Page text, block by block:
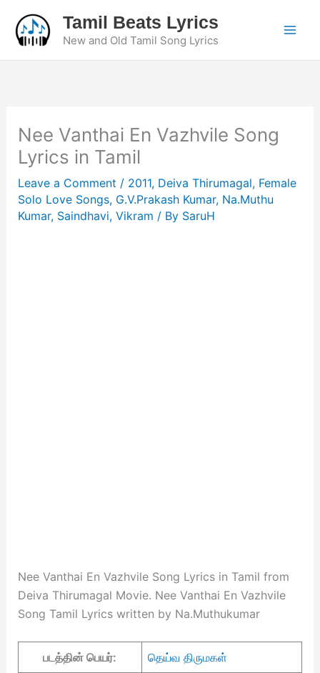
content
Tamil Beats Lyrics
New and Old Tamil Song Lyrics
Nee Vanthai En Vazhvile Song
Lyrics in Tamil
Leave a Comment / 2011, Deiva Thirumagal, Female
Solo Love Songs, G.V.Prakash Kumar, Na.Muthu
Kumar, Saindhavi, Vikram / By SaruH
Nee Vanthai En Vazhvile Song Lyrics in Tamil from
Deiva Thirumagal Movie. Nee Vanthai En Vazhvile
Song Tamil Lyrics written by Na.Muthukumar
படத்தின் பெயர்: தெய்வ திருமகள்